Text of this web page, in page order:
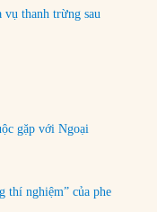
vụ thanh trừng sau
gặp với Ngoại
thí nghiệm” của phe